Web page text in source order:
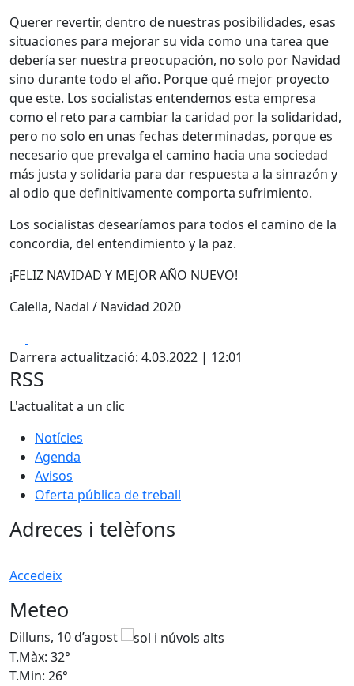
Querer revertir, dentro de nuestras posibilidades, esas
situaciones para mejorar su vida como una tarea que
debería ser nuestra preocupación, no solo por Navidad
sino durante todo el año. Porque qué mejor proyecto
que este. Los socialistas entendemos esta empresa
como el reto para cambiar la caridad por la solidaridad,
pero no solo en unas fechas determinadas, porque es
necesario que prevalga el camino hacia una sociedad
más justa y solidaria para dar respuesta a la sinrazón y
al odio que definitivamente comporta sufrimiento.
Los socialistas desearíamos para todos el camino de la
concordia, del entendimiento y la paz.
¡FELIZ NAVIDAD Y MEJOR AÑO NUEVO!
Calella, Nadal / Navidad 2020
Darrera actualització: 4.03.2022 | 12:01
RSS
L'actualitat a un clic
Notícies
Agenda
Avisos
Oferta pública de treball
Adreces i telèfons
Accedeix
Meteo
Dilluns, 10 d’agost
T.Màx: 32°
T.Min: 26°